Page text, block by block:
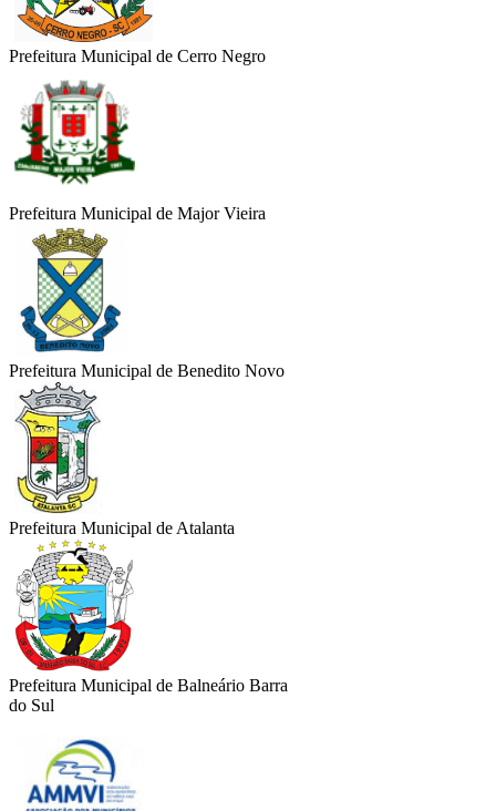
Prefeitura Municipal de Cerro Negro
Prefeitura Municipal de Major Vieira
Prefeitura Municipal de Benedito Novo
Prefeitura Municipal de Atalanta
Prefeitura Municipal de Balneário Barra
do Sul